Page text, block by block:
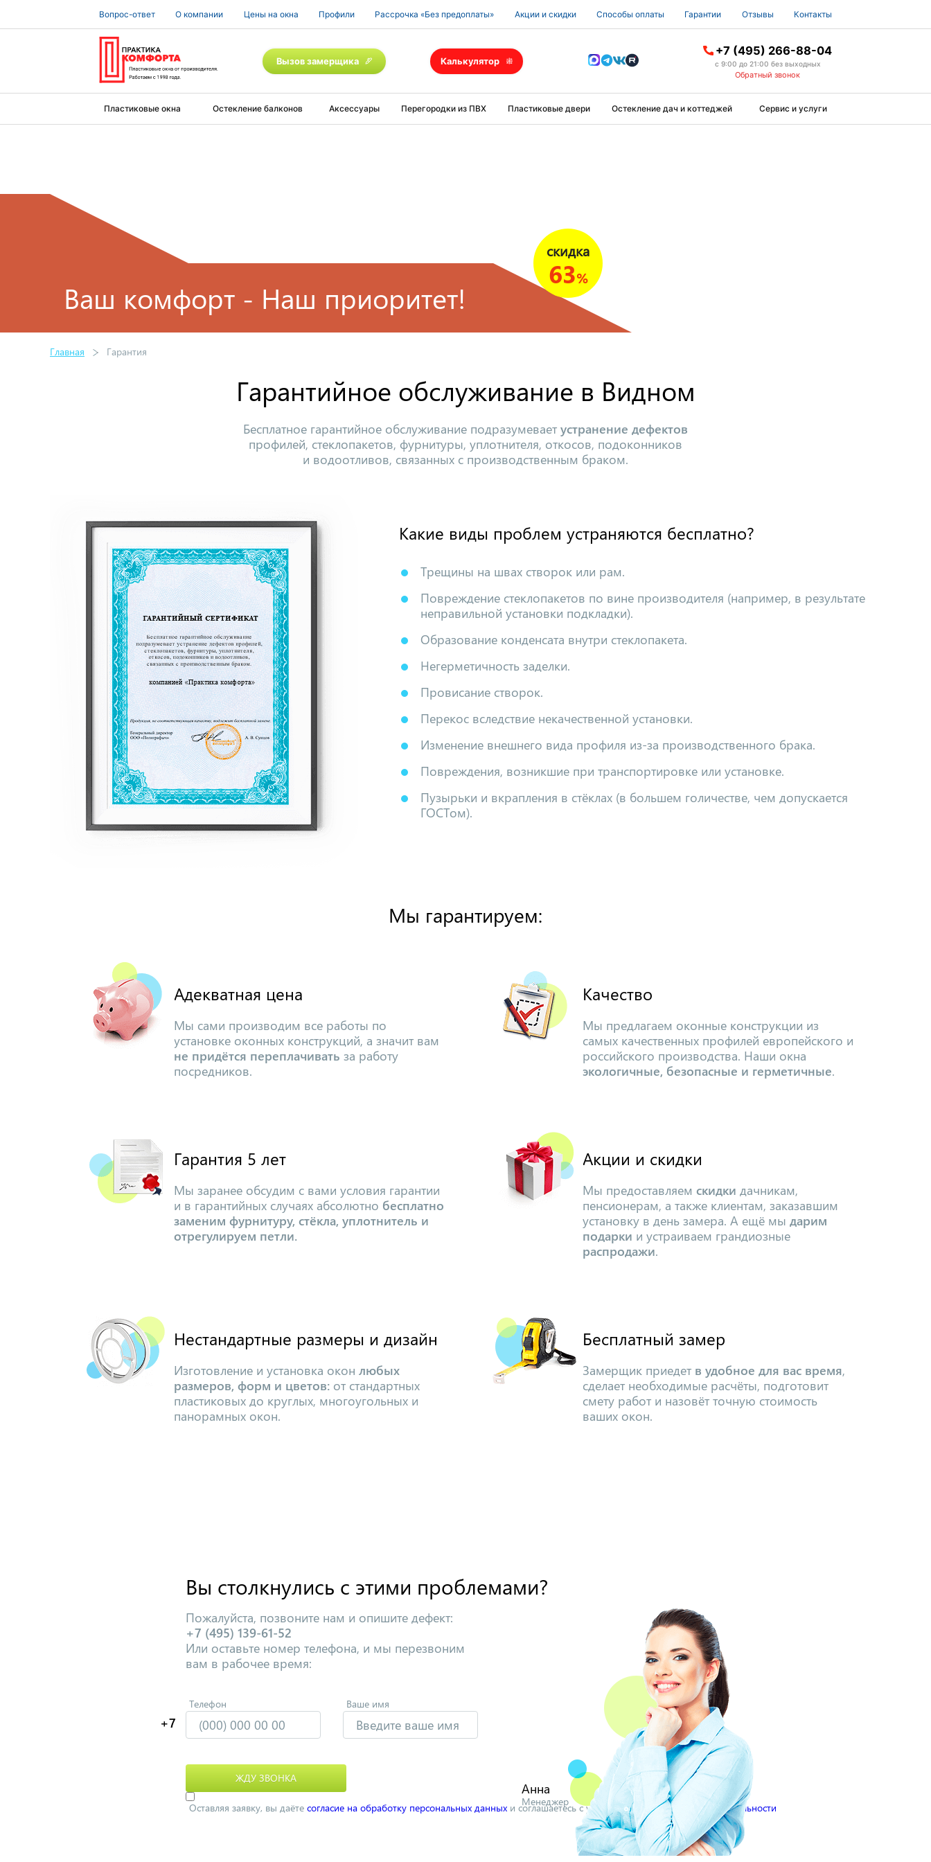
Вопрос-ответ О компании Цены на окна Профили Рассрочка «Без предоплаты» Акции и скидки Способы оплаты Гарантии Отзывы Контакты
Вызов замерщика Калькулятор
+7 (495) 266-88-04
с 9:00 до 21:00 без выходных
Обратный звонок
Пластиковые окна Остекление балконов Аксессуары Перегородки из ПВХ Пластиковые двери Остекление дач и коттеджей Сервис и услуги
скидка
63%
Ваш комфорт - Наш приоритет!
Главная Гарантия
Гарантийное обслуживание в Видном
Бесплатное гарантийное обслуживание подразумевает устранение дефектов
профилей, стеклопакетов, фурнитуры, уплотнителя, откосов, подоконников
и водоотливов, связанных с производственным браком.
Какие виды проблем устраняются бесплатно?
Трещины на швах створок или рам.
Повреждение стеклопакетов по вине производителя (например, в результате
неправильной установки подкладки).
Образование конденсата внутри стеклопакета.
Негерметичность заделки.
Провисание створок.
Перекос вследствие некачественной установки.
Изменение внешнего вида профиля из-за производственного брака.
Повреждения, возникшие при транспортировке или установке.
Пузырьки и вкрапления в стёклах (в большем голичестве, чем допускается
ГОСТом).
Мы гарантируем:
Адекватная цена
Мы сами производим все работы по
установке оконных конструкций, а значит вам
не придётся переплачивать за работу
посредников.
Качество
Мы предлагаем оконные конструкции из
самых качественных профилей европейского и
российского производства. Наши окна
экологичные, безопасные и герметичные.
Гарантия 5 лет
Мы заранее обсудим с вами условия гарантии
и в гарантийных случаях абсолютно бесплатно
заменим фурнитуру, стёкла, уплотнитель и
отрегулируем петли.
Акции и скидки
Мы предоставляем скидки дачникам,
пенсионерам, а также клиентам, заказавшим
установку в день замера. А ещё мы дарим
подарки и устраиваем грандиозные
распродажи.
Нестандартные размеры и дизайн
Изготовление и установка окон любых
размеров, форм и цветов: от стандартных
пластиковых до круглых, многоугольных и
панорамных окон.
Бесплатный замер
Замерщик приедет в удобное для вас время,
сделает необходимые расчёты, подготовит
смету работ и назовёт точную стоимость
ваших окон.
Вы столкнулись с этими проблемами?
Пожалуйста, позвоните нам и опишите дефект:
+7 (495) 139-61-52
Или оставьте номер телефона, и мы перезвоним
вам в рабочее время:
Телефон Ваше имя
Оставляя заявку, вы даёте согласие на обработку персональных данных и соглашаетесь с условиями Политики конфиденциальности
Анна
Менеджер